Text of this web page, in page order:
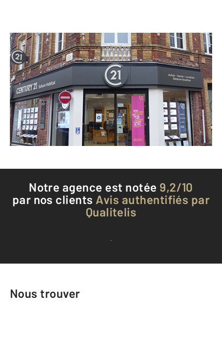
CENTURY 21 Soluce Habitat
11 rue Robert Lindet
BERNAY - 27300
Envoyer un message
Téléphoner à l'agence
Notre agence est notée 9,2/10
par nos clients Avis authentifiés par
Qualitelis
Voir tous les avis clients
Nous trouver